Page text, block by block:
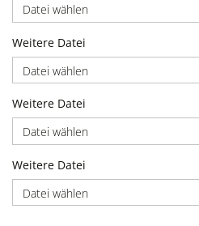
Datei wählen
Weitere Datei
Datei wählen
Weitere Datei
Datei wählen
Weitere Datei
Datei wählen